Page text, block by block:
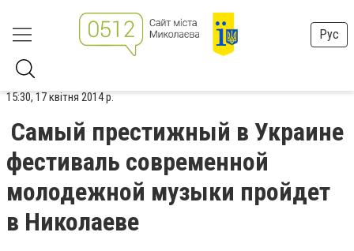
Рус
15:30, 17 квітня 2014 р.
Самый престижный в Украине
фестиваль современной
молодежной музыки пройдет
в Николаеве